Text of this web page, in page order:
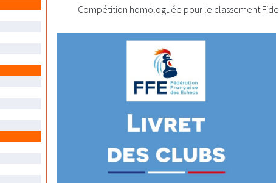
Compétition homologuée pour le classement Fide